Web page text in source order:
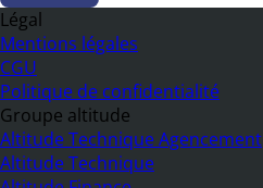
Légal
Mentions légales
CGU
Politique de confidentialité
Groupe altitude
Altitude Technique Agencement
Altitude Technique